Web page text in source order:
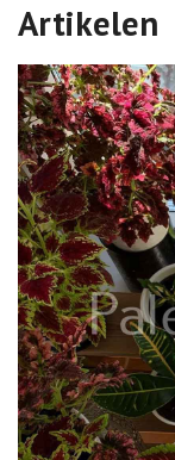
Artikelen